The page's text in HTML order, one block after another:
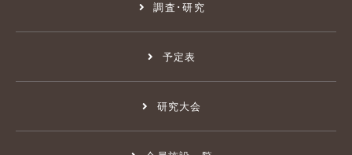
調査･研究
予定表
研究大会